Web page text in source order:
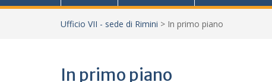
Ufficio VII - sede di Rimini > In primo piano
In primo piano